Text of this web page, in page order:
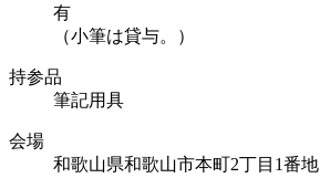
有
（小筆は貸与。）
持参品
筆記用具
会場
和歌山県和歌山市本町2丁目1番地